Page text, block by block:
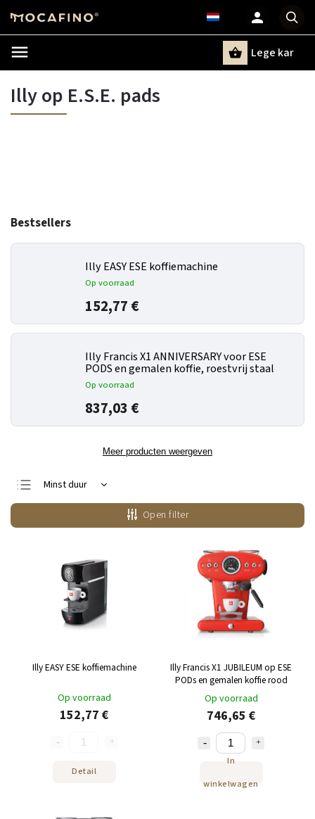
Lege kar
Illy op E.S.E. pads
Bestsellers
Illy EASY ESE koffiemachine
Op voorraad
152,77 €
Illy Francis X1 ANNIVERSARY voor ESE
PODS en gemalen koffie, roestvrij staal
Op voorraad
837,03 €
Meer producten weergeven
Minst duur
Duurste
Bestsellers
Open filter
Illy EASY ESE koffiemachine
Op voorraad
152,77 €
Detail
Illy Francis X1 JUBILEUM op ESE
PODs en gemalen koffie rood
Op voorraad
746,65 €
In
winkelwagen